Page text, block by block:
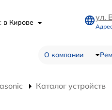
в Кирове
ул.
О компании
Каталог устройств